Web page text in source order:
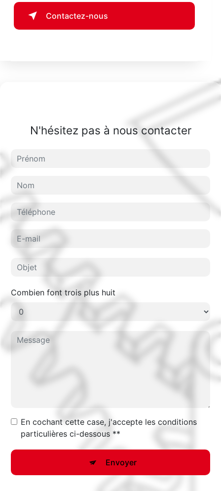
Contactez-nous
N'hésitez pas à nous contacter
Combien font trois plus huit
En cochant cette case, j'accepte les conditions
particulières ci-dessous **
Envoyer